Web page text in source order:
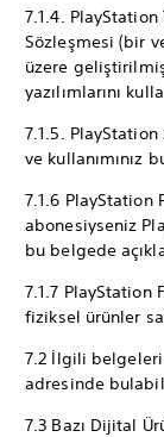
7.1.4. PlayStation
Sözleşmesi (bir
üzere
yazılımlarını
7.1.5.
ve kullanımınız
7.1.6 PlayStation
abonesiyseniz
bu belgede
7.1.7 PlayStation
fiziksel ürünler
7.2 İlgili
adresinde
7.3 Bazı Dijital